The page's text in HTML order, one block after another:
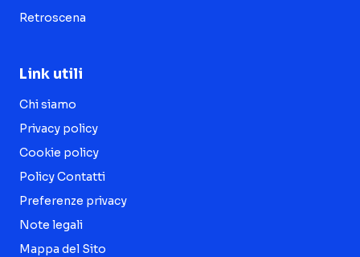
Retroscena
Link utili
Chi siamo
Privacy policy
Cookie policy
Policy Contatti
Preferenze privacy
Note legali
Mappa del Sito